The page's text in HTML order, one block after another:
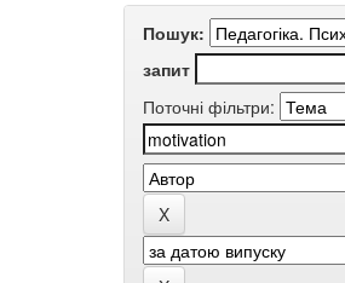
Пошук:
запит
Поточні фільтри: